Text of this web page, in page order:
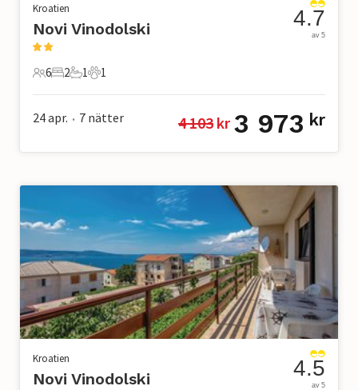
Kroatien
Novi Vinodolski
6 Gäster
6
2 Sovrum
2
1 Badrum
1
1 Husdjur
1
4.7
av 5
24 apr. • 7 nätter 4 103 kr 3 973 kr
Kroatien
Novi Vinodolski 4.5
av 5